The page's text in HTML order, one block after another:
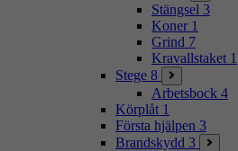
Stängsel 3
Koner 1
Grind 7
Kravallstaket 1
Stege 8
Arbetsbock 4
Körplåt 1
Första hjälpen 3
Brandskydd 3